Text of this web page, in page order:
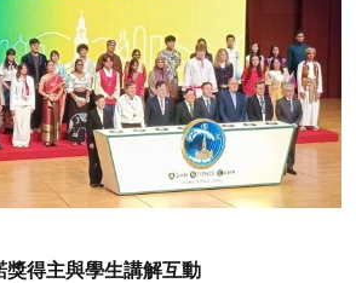
得主與學生講解互動